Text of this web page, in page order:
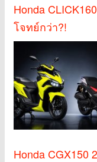
Honda
โจทย์กว่า?!
Honda CGX150